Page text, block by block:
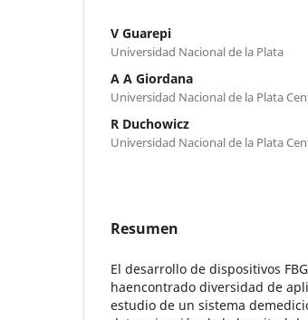
V Guarepi
Universidad Nacional de la Plata
A A Giordana
Universidad Nacional de la Plata
R Duchowicz
Universidad Nacional de la Plata
Resumen
El desarrollo de dispositivos
haencontrado diversidad de
estudio de un sistema